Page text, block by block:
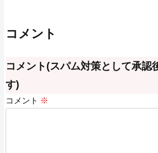
コメント
コメント(スパム対策として承認
す)
コメント ※